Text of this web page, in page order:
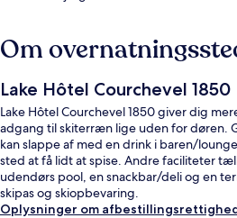
Om
Lake Hôtel Courchevel 1850
Lake Hôtel Courchevel 1850 giver dig
adgang til skiterræn lige uden for døren.
kan slappe af med en drink i baren/
sted at få lidt at spise. Andre faciliteter
udendørs pool, en snackbar/deli og en
skipas og skiopbevaring.
Oplysninger om